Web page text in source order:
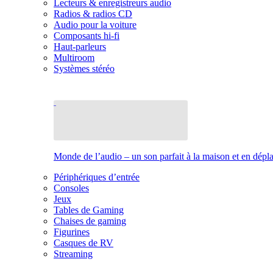
Lecteurs & enregistreurs audio
Radios & radios CD
Audio pour la voiture
Composants hi-fi
Haut-parleurs
Multiroom
Systèmes stéréo
Monde de l’audio – un son parfait à la maison et en
Périphériques d’entrée
Consoles
Jeux
Tables de Gaming
Chaises de gaming
Figurines
Casques de RV
Streaming